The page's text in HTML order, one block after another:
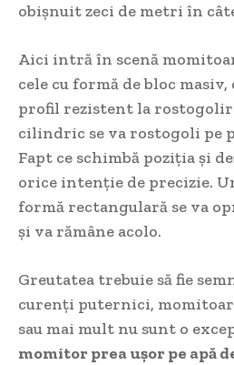
obișnuit zeci de metri în
Aici intră în scenă
cele cu formă de bloc
profil rezistent la
cilindric se va rostogoli pe
Fapt ce schimbă poziția și
orice intenție de precizie.
formă rectangulară se va
și va rămâne acolo.
Greutatea trebuie să fie
curenți puternici,
sau mai mult nu sunt o
momitor prea ușor pe apă